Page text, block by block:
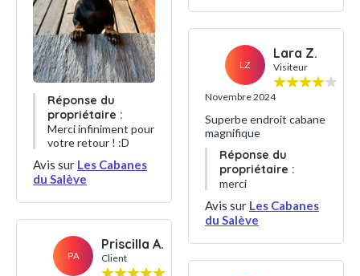
Réponse du
propriétaire :
Merci infiniment pour
votre retour ! :D
Avis sur Les Cabanes
du Salève
PA
Priscilla A.
Client
LZ
Lara Z.
Visiteur
Novembre 2024
Superbe endroit cabane
magnifique
Réponse du
propriétaire :
merci
Avis sur Les Cabanes
du Salève